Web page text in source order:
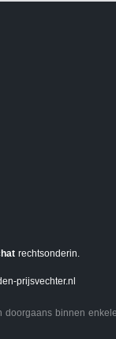
rechtsonderin.
prijsvechter.nl
doorgaans binnen